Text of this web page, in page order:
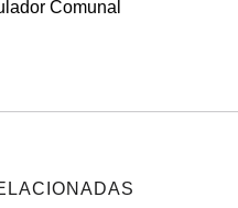
Comunal